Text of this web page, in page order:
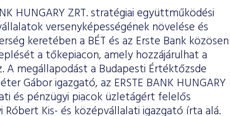
HUNGARY ZRT. stratégiai együttműködési
versenyképességének növelése és
keretében a BÉT és az Erste Bank közösen
a tőkepiacon, amely hozzájárulhat a
A megállapodást a Budapesti Értéktőzsde
Gábor igazgató, az ERSTE BANK HUNGARY
és pénzügyi piacok üzletágért felelős
Kis- és középvállalati igazgató írta alá.